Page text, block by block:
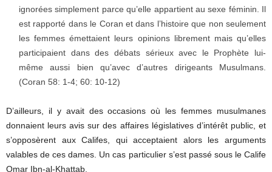
ignorées simplement parce qu’elle appartient au sexe féminin. Il
est rapporté dans le Coran et dans l’histoire que non seulement
les femmes émettaient leurs opinions librement mais qu’elles
participaient dans des débats sérieux avec le Prophète lui-
même aussi bien qu’avec d’autres dirigeants Musulmans.
(Coran 58: 1-4; 60: 10-12)
D’ailleurs, il y avait des occasions où les femmes musulmanes
donnaient leurs avis sur des affaires législatives d’intérêt public, et
s’opposèrent aux Califes, qui acceptaient alors les arguments
valables de ces dames. Un cas particulier s’est passé sous le Calife
Omar Ibn-al-Khattab.